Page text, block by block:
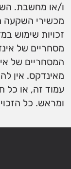
ו/או מחשבת.
מכשירי השקעה
זכויות שימוש
מסחריים של
המסחריים של
מאינדקס. אין
עמוד זה, או כל
ומראש. כל